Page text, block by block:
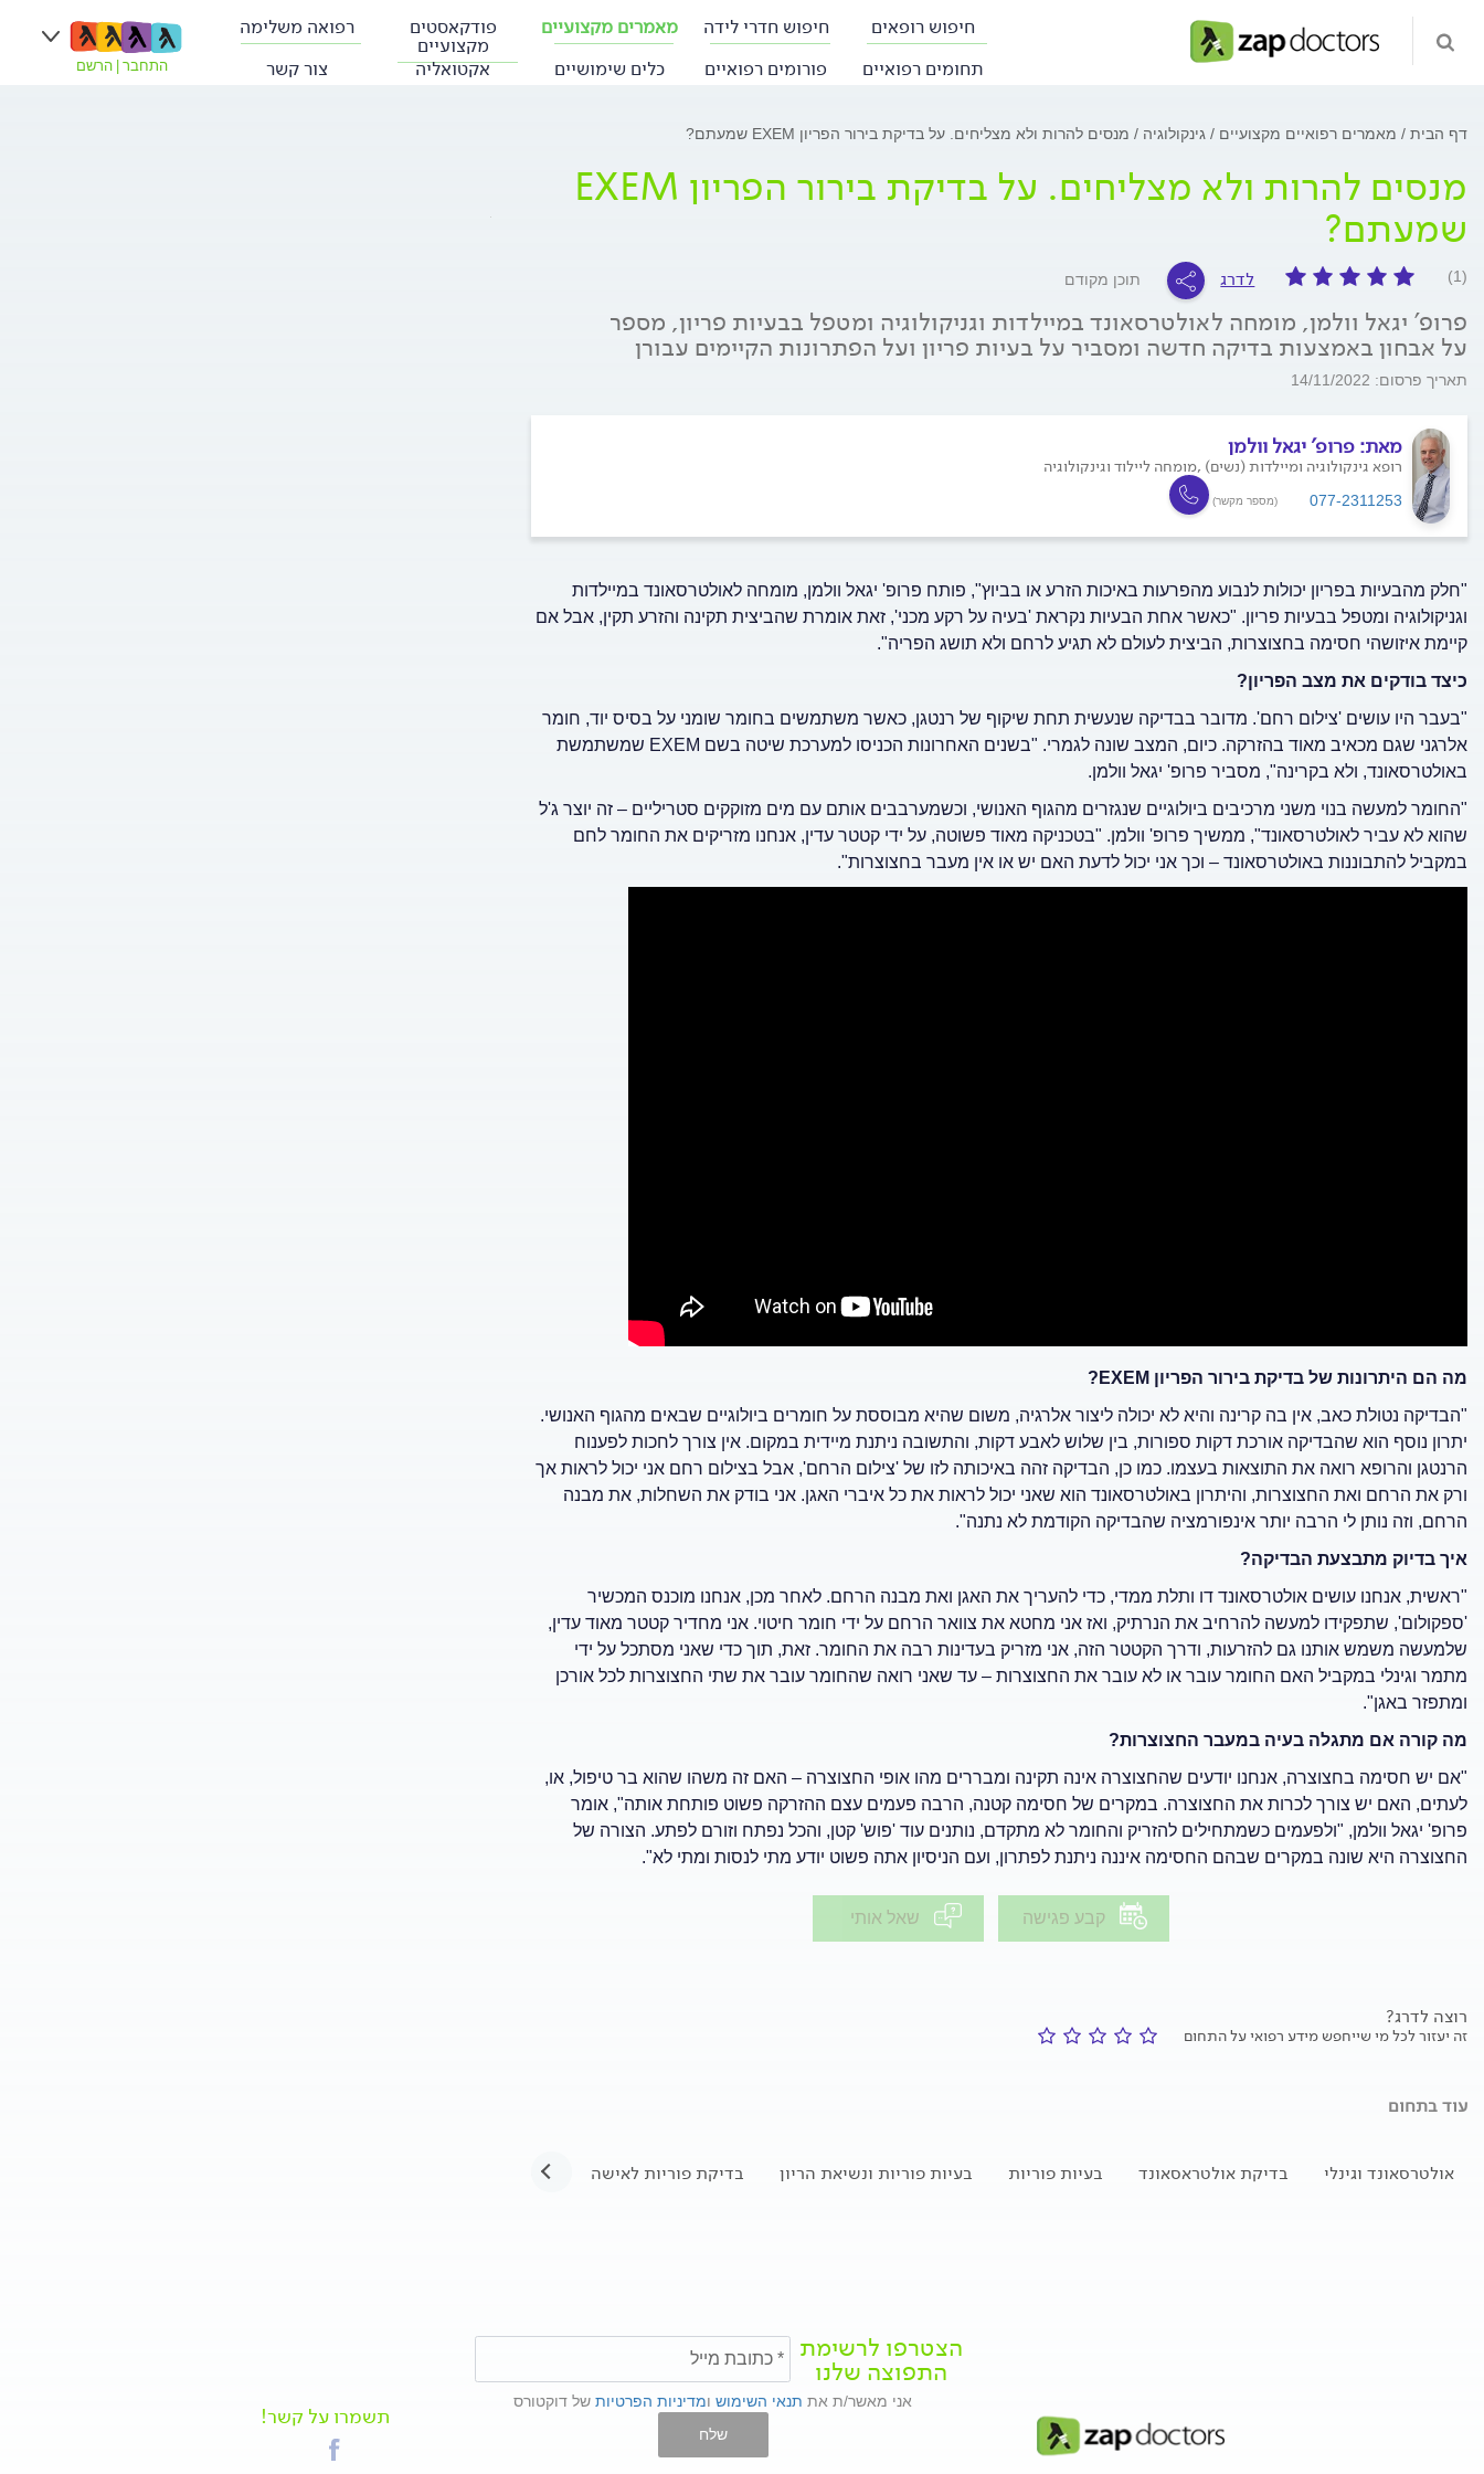
חיפוש רופאים חיפוש חדרי לידה מאמרים מקצועיים פודקאסטים
מקצועיים
רפואה משלימה
תחומים רפואיים
פורומים רפואיים כלים שימושיים אקטואליה צור קשר התחבר הרשם
דף הבית מאמרים רפואיים מקצועיים גינקולוגיה מנסים להרות ולא מצליחים. על בדיקת בירור הפריון EXEM שמעתם?
מנסים להרות ולא מצליחים. על בדיקת בירור הפריון EXEM
שמעתם?
(1) לדרג תוכן מקודם
פרופ' יגאל וולמן, מומחה לאולטרסאונד במיילדות וגניקולוגיה ומטפל בבעיות פריון, מספר
על אבחון באמצעות בדיקה חדשה ומסביר על בעיות פריון ועל הפתרונות הקיימים עבורן
תאריך פרסום: 14/11/2022
מאת: פרופ' יגאל וולמן
רופא גינקולוגיה ומיילדות (נשים) ,מומחה ליילוד וגינקולוגיה
077-2311253 (מספר מקשר)
"חלק מהבעיות בפריון יכולות לנבוע מהפרעות באיכות הזרע או בביוץ", פותח פרופ' יגאל וולמן, מומחה לאולטרסאונד במיילדות
וגניקולוגיה ומטפל בבעיות פריון. "כאשר אחת הבעיות נקראת 'בעיה על רקע מכני', זאת אומרת שהביצית תקינה והזרע תקין, אבל אם
קיימת איזושהי חסימה בחצוצרות, הביצית לעולם לא תגיע לרחם ולא תושג הפריה".
כיצד בודקים את מצב הפריון?
"בעבר היו עושים 'צילום רחם'. מדובר בבדיקה שנעשית תחת שיקוף של רנטגן, כאשר משתמשים בחומר שומני על בסיס יוד, חומר
אלרגני שגם מכאיב מאוד בהזרקה. כיום, המצב שונה לגמרי. "בשנים האחרונות הכניסו למערכת שיטה בשם EXEM שמשתמשת
באולטרסאונד, ולא בקרינה", מסביר פרופ' יגאל וולמן.
"החומר למעשה בנוי משני מרכיבים ביולוגיים שנגזרים מהגוף האנושי, וכשמערבבים אותם עם מים מזוקקים סטריליים – זה יוצר ג'ל
שהוא לא עביר לאולטרסאונד", ממשיך פרופ' וולמן. "בטכניקה מאוד פשוטה, על ידי קטטר עדין, אנחנו מזריקים את החומר לחם
במקביל להתבוננות באולטרסאונד – וכך אני יכול לדעת האם יש או אין מעבר בחצוצרות".
מה הם היתרונות של בדיקת בירור הפריון EXEM
?
"הבדיקה נטולת כאב, אין בה קרינה והיא לא יכולה ליצור אלרגיה, משום שהיא מבוססת על חומרים ביולוגיים שבאים מהגוף האנושי.
יתרון נוסף הוא שהבדיקה אורכת דקות ספורות, בין שלוש לאבע דקות, והתשובה ניתנת מיידית במקום. אין צורך לחכות לפענוח
הרנטגן והרופא רואה את התוצאות בעצמו. כמו כן, הבדיקה זהה באיכותה לזו של 'צילום הרחם', אבל בצילום רחם אני יכול לראות אך
ורק את הרחם ואת החצוצרות, והיתרון באולטרסאונד הוא שאני יכול לראות את כל איברי האגן. אני בודק את השחלות, את מבנה
הרחם, וזה נותן לי הרבה יותר אינפורמציה שהבדיקה הקודמת לא נתנה".
איך בדיוק מתבצעת הבדיקה?
"ראשית, אנחנו עושים אולטרסאונד דו ותלת ממדי, כדי להעריך את האגן ואת מבנה הרחם. לאחר מכן, אנחנו מוכנס המכשיר
'ספקולום', שתפקידו למעשה להרחיב את הנרתיק, ואז אני מחטא את צוואר הרחם על ידי חומר חיטוי. אני מחדיר קטטר מאוד עדין,
שלמעשה משמש אותנו גם להזרעות, ודרך הקטטר הזה, אני מזריק בעדינות רבה את החומר. זאת, תוך כדי שאני מסתכל על ידי
מתמר וגינלי במקביל האם החומר עובר או לא עובר את החצוצרות – עד שאני רואה שהחומר עובר את שתי החצוצרות לכל אורכן
ומתפזר באגן".
מה קורה אם מתגלה בעיה במעבר החצוצרות?
"אם יש חסימה בחצוצרה, אנחנו יודעים שהחצוצרה אינה תקינה ומבררים מהו אופי החצוצרה – האם זה משהו שהוא בר טיפול, או,
לעתים, האם יש צורך לכרות את החצוצרה. במקרים של חסימה קטנה, הרבה פעמים עצם ההזרקה פשוט פותחת אותה", אומר
פרופ' יגאל וולמן, "ולפעמים כשמתחילים להזריק והחומר לא מתקדם, נותנים עוד 'פוש' קטן, והכל נפתח וזורם לפתע. הצורה של
החצוצרה היא שונה במקרים שבהם החסימה איננה ניתנת לפתרון, ועם הניסיון אתה פשוט יודע מתי לנסות ומתי לא".
קבע פגישה שאל אותי
רוצה לדרג?
זה יעזור לכל מי שייחפש מידע רפואי על התחום
עוד בתחום
אולטרסאונד וגינלי בדיקת אולטראסאונד בעיות פוריות בעיות פוריות ונשיאת הריון בדיקת פוריות לאישה בדיקות פוריות
הצטרפו לרשימת
התפוצה שלנו
אני מאשר/ת את תנאי השימוש ומדיניות הפרטיות של דוקטורס
שלח
תשמרו על קשר!